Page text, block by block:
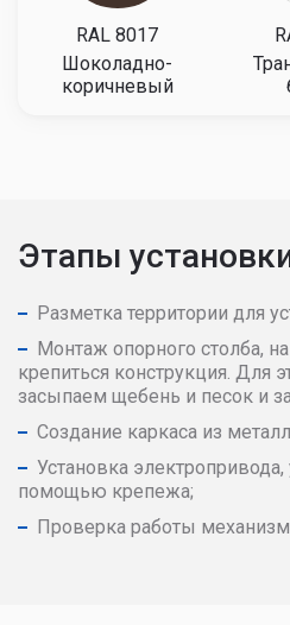
RAL 8017
Шоколадно-
коричневый
Этапы
Разметка территории для
Монтаж опорного столба,
крепиться конструкция. Для
засыпаем щебень и песок и
Создание каркаса из
Установка электропривода,
помощью крепежа;
Проверка работы